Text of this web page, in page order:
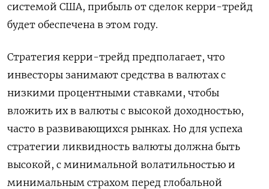
системой США, прибыль от сделок керри-трейд
будет обеспечена в этом году.
Стратегия керри-трейд предполагает, что
инвесторы занимают средства в валютах с
низкими процентными ставками, чтобы
вложить их в валюты с высокой доходностью,
часто в развивающихся рынках. Но для успеха
стратегии ликвидность валюты должна быть
высокой, с минимальной волатильностью и
минимальным страхом перед глобальной